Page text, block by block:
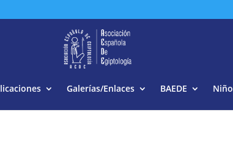
Galerías/Enlaces BAEDE